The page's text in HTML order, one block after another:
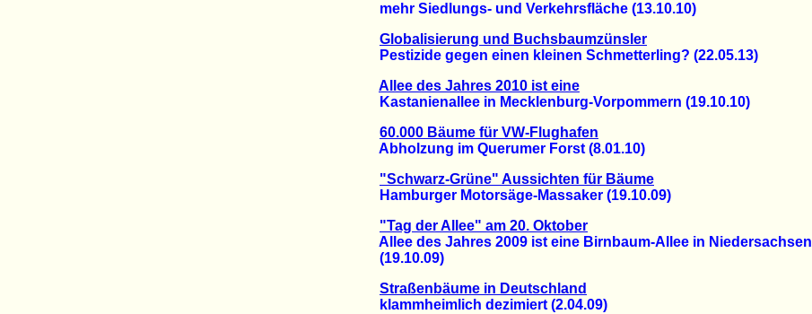
mehr Siedlungs- und Verkehrsfläche (13.10.10)
Globalisierung und Buchsbaumzünsler
Pestizide gegen einen kleinen Schmetterling? (22.05.13)
Allee des Jahres 2010 ist eine
Kastanienallee in Mecklenburg-Vorpommern (19.10.10)
60.000 Bäume für VW-Flughafen
Abholzung im Querumer Forst (8.01.10)
"Schwarz-Grüne" Aussichten für Bäume
Hamburger Motorsäge-Massaker (19.10.09)
"Tag der Allee" am 20. Oktober
Allee des Jahres 2009 ist eine Birnbaum-Allee in Niedersachsen
(19.10.09)
Straßenbäume in Deutschland
klammheimlich dezimiert (2.04.09)